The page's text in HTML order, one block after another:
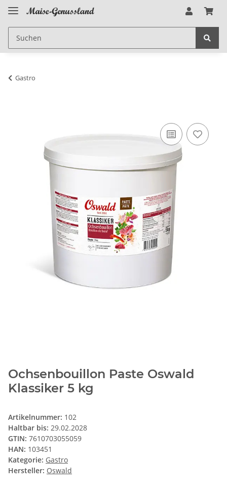
Gastro
Ochsenbouillon Paste Oswald
Klassiker 5 kg
Artikelnummer: 102
Haltbar bis: 29.02.2028
GTIN: 7610703055059
HAN: 103451
Kategorie: Gastro
Hersteller: Oswald